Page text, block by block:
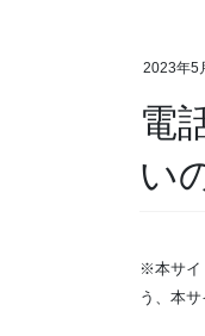
2023年5
電
い
※本サイ
う、本